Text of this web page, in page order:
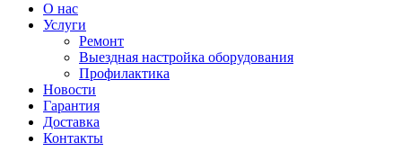
О нас
Услуги
Ремонт
Выездная настройка оборудования
Профилактика
Новости
Гарантия
Доставка
Контакты